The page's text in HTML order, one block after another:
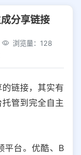
分享链接
浏览量：128
链接，其实有
管到完全自主
平台。优酷、B